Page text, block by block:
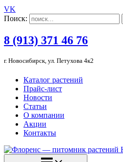
VK
Поиск:
8 (913) 371 46 76
г. Новосибирск, ул. Петухова 4к2
Каталог растений
Прайс-лист
Новости
Статьи
О компании
Акции
Контакты